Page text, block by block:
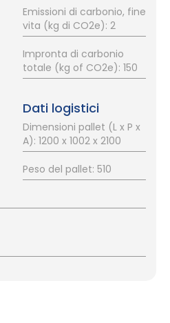
Emissioni di carbonio, fine
vita (kg di CO2e): 2
Impronta di carbonio
totale (kg of CO2e): 150
Dati logistici
Dimensioni pallet (L x P x
A): 1200 x 1002 x 2100
Peso del pallet: 510